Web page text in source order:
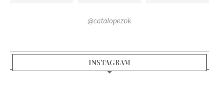
@catalopezok
INSTAGRAM